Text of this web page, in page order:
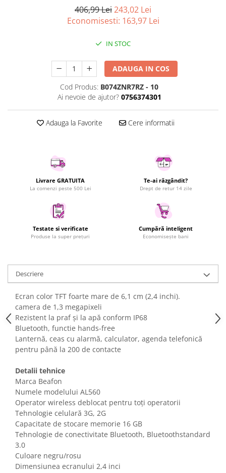
Utilaje si materiale de constructii
Laptopuri si Accesorii
Telefoane Mobile & accesorii
Wearable & Gadgeturi
Electrocasnice & Climatizare
Accesorii si piese masini spalat
Aparate Frigorifice
Aparate Racire Aer
Aragaze si cuptoare cu microunde
Climatizare & sisteme de incalzire
Electrocasnice pentru Bucatarie
Ingrijire Locuinta
Purificatoare de aer
Fashion
Bijuterii
Ceasuri barbatesti
Ceasuri dama
Cutii, curele si accesorii ceasuri
Genti si accesorii femei
Imbracaminte barbati
Imbracaminte femei
Imbracaminte si Incaltaminte copii
Incaltaminte barbati
Incaltaminte femei
Ochelari de soare
Ochelari de vedere
406,99 Lei243,02 Lei
Economisesti: 163,97 Lei
IN STOC
ADAUGA IN COS
Cod Produs: B074ZNR7RZ - 10
Ai nevoie de ajutor? 0756374301
Adauga la Favorite Cere informatii
Livrare GRATUITA
La comenzi peste 500 Lei
Te-ai răzgândit?
Drept de retur 14 zile
Testate si verificate
Produse la super prețuri
Cumpără inteligent
Economisește bani
Descriere
Ecran color TFT foarte mare de 6,1 cm (2,4 inchi).
camera de 1,3 megapixeli
Rezistent la praf și la apă conform IP68
Bluetooth, functie hands-free
Lanternă, ceas cu alarmă, calculator, agenda telefonică
pentru până la 200 de contacte
Detalii tehnice
Marca Beafon
Numele modelului AL560
Operator wireless deblocat pentru toți operatorii
Tehnologie celulară 3G, 2G
Capacitate de stocare memorie 16 GB
Tehnologie de conectivitate Bluetooth, Bluetoothstandard
3.0
Culoare negru/rosu
Dimensiunea ecranului 2,4 inci